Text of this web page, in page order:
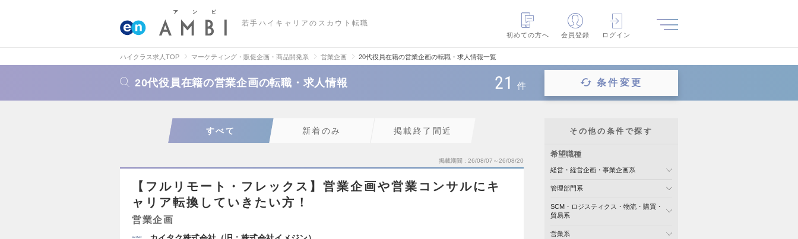
若手ハイキャリアのスカウト転職
初めての方へ
会員登録 ログイン
ハイクラス求人TOP マーケティング・販促企画・商品開発系 営業企画 20代役員在籍の営業企画の転職・求人情報一覧
20代役員在籍の営業企画の転職・求人情報 21 件 条件変更
すべて 新着のみ 掲載終了間近
掲載期間 26/08/07～26/08/20
【フルリモート・フレックス】営業企画や営業コンサルにキ
ャリア転換していきたい方！
営業企画
その他の条件で探す
希望職種
経営・経営企画・事業企画系
管理部門系
SCM・ロジスティクス・物流・購買・
貿易系
営業系